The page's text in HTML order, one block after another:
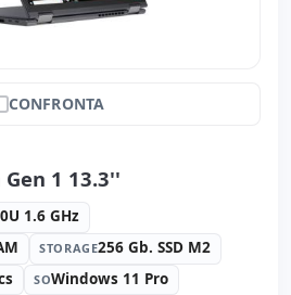
CONFRONTA
Gen 1 13.3''
1.6 GHz
STORAGE256 Gb. SSD M2
SOWindows 11 Pro